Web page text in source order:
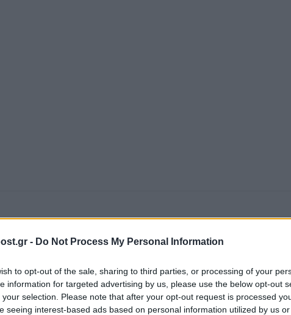
- Do Not Process My Personal Information
to opt-out of the sale, sharing to third parties, or processing of your
information for targeted advertising by us, please use the below opt-out
your selection. Please note that after your opt-out request is processed
seeing interest-based ads based on personal information utilized by us